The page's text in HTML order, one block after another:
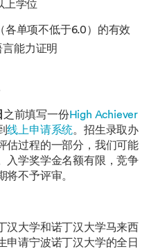
上学位
各单项不低于6.0）的有效
能力证明
之前填写一份High Achiever
线上申请系统。招生录取办
估过程的一部分，我们可能
入学奖学金名额有限，竞争
将不予评审。
汉大学和诺丁汉大学马来西
申请宁波诺丁汉大学的全日